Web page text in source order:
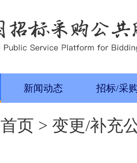
新闻动态 招标/采
首页 > 变更/补充